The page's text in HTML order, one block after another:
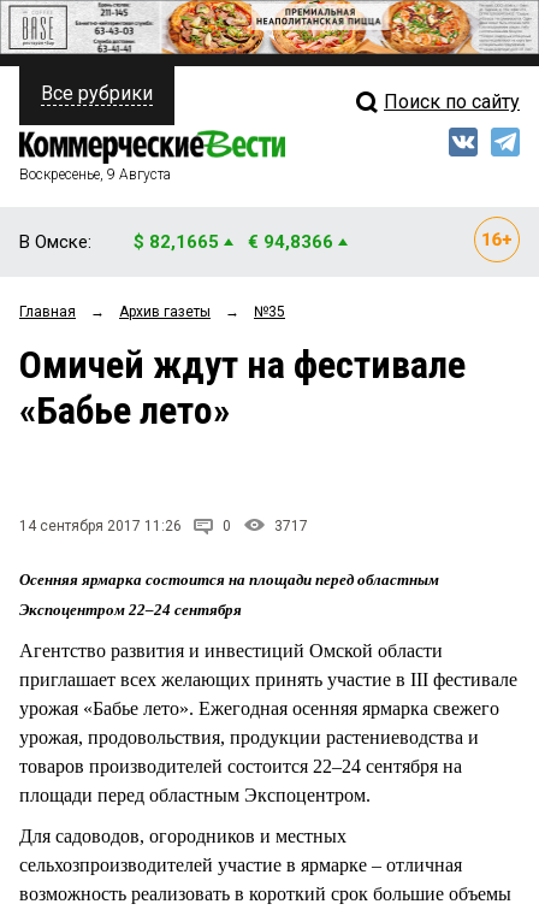
ПОЛИТИКА
ФИНАНСЫ
ОБЩЕСТВО
ЗАКОН
СТИЛЬ ЖИЗНИ
Свежий выпуск
Рейтинги
Все рубрики Поиск по сайту
Воскресенье, 9 Августа
В Омске: $ 82,1665 € 94,8366
Главная → Архив газеты → №35
Омичей ждут на фестивале
«Бабье лето»
14 сентября 2017 11:26 0 3717
Осенняя ярмарка состоится на площади перед областным
Экспоцентром 22–24 сентября
Агентство развития и инвестиций Омской области
приглашает всех желающих принять участие в III фестивале
урожая «Бабье лето». Ежегодная осенняя ярмарка свежего
урожая, продовольствия, продукции растениеводства и
товаров производителей состоится 22–24 сентября на
площади перед областным Экспоцентром.
Для садоводов, огородников и местных
сельхозпроизводителей участие в ярмарке – отличная
возможность реализовать в короткий срок большие объемы